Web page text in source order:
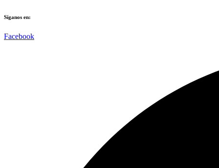
Síganos en:​​
Facebook